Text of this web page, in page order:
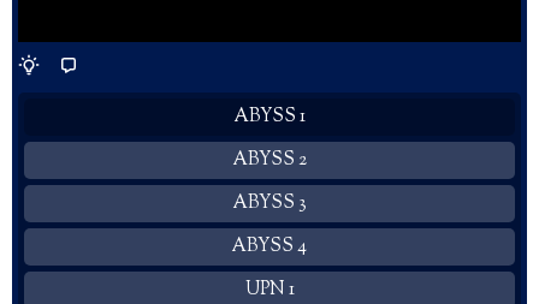
ABYSS 1
ABYSS 2
ABYSS 3
ABYSS 4
UPN 1